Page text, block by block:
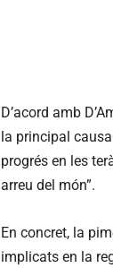
D’acord amb
la principal
progrés en les
arreu del món”.
En concret, la
implicats en la